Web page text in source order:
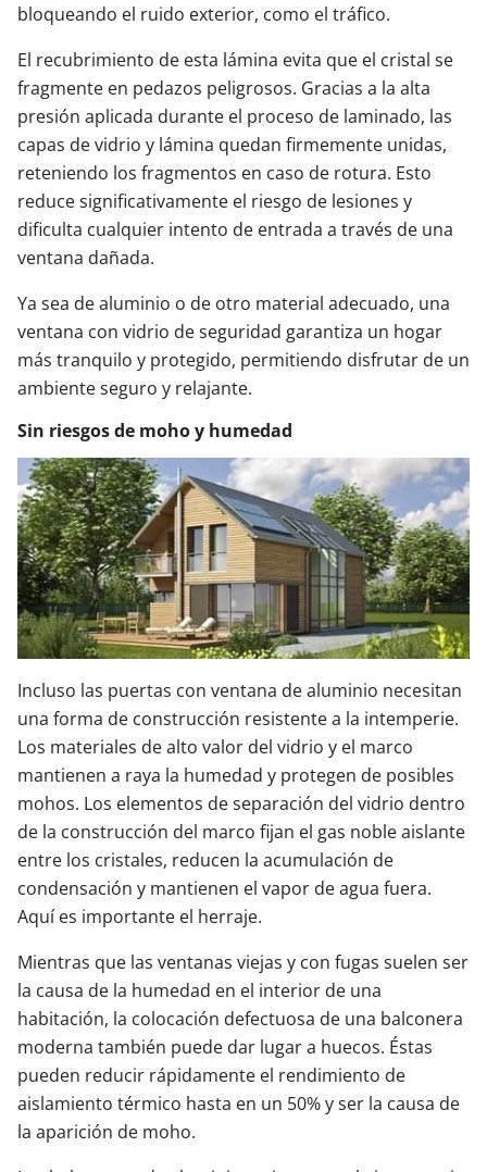
bloqueando el ruido exterior, como el tráfico.
El recubrimiento de esta lámina evita que el cristal se
fragmente en pedazos peligrosos. Gracias a la alta
presión aplicada durante el proceso de laminado, las
capas de vidrio y lámina quedan firmemente unidas,
reteniendo los fragmentos en caso de rotura. Esto
reduce significativamente el riesgo de lesiones y
dificulta cualquier intento de entrada a través de una
ventana dañada.
Ya sea de aluminio o de otro material adecuado, una
ventana con vidrio de seguridad garantiza un hogar
más tranquilo y protegido, permitiendo disfrutar de un
ambiente seguro y relajante.
Sin riesgos de moho y humedad
Incluso las puertas con ventana de aluminio necesitan
una forma de construcción resistente a la intemperie.
Los materiales de alto valor del vidrio y el marco
mantienen a raya la humedad y protegen de posibles
mohos. Los elementos de separación del vidrio dentro
de la construcción del marco fijan el gas noble aislante
entre los cristales, reducen la acumulación de
condensación y mantienen el vapor de agua fuera.
Aquí es importante el herraje.
Mientras que las ventanas viejas y con fugas suelen ser
la causa de la humedad en el interior de una
habitación, la colocación defectuosa de una balconera
moderna también puede dar lugar a huecos. Éstas
pueden reducir rápidamente el rendimiento de
aislamiento térmico hasta en un 50% y ser la causa de
la aparición de moho.